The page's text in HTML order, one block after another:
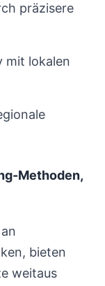
präzisere
mit lokalen
Methoden,
bieten
weitaus